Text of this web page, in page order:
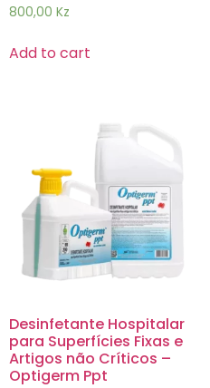
800,00 Kz
Add to cart
Desinfetante Hospitalar
para Superfícies Fixas e
Artigos não Críticos –
Optigerm Ppt